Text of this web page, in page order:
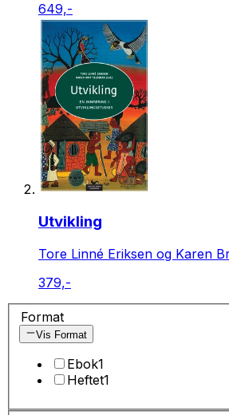
649,-
Utvikling
Tore Linné Eriksen og Karen
379,-
Format
Vis Format
Ebok1
Heftet1